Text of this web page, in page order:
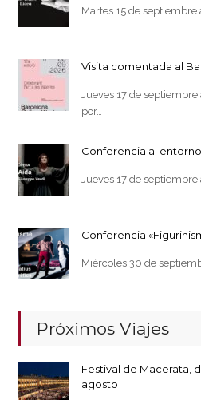
Martes 15 de septiembre
Visita comentada al
Jueves 17 de
por…
Conferencia al
Jueves 17 de septiembre
Conferencia
Miércoles 30 de
Próximos Viajes
Festival de Macerata,
agosto